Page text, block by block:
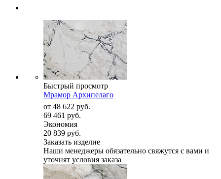
Быстрый просмотр
Мрамор Архипелаго
от 48 622 руб.
69 461 руб.
Экономия
20 839 руб.
Заказать изделие
Наши менеджеры обязательно свяжутся с вами и
уточнят условия заказа